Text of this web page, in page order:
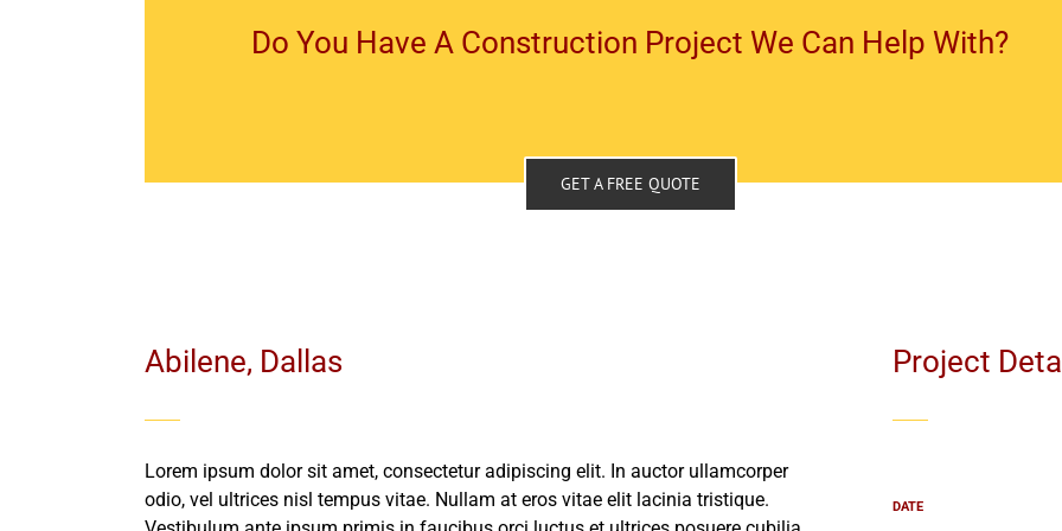
Do You Have A Construction Project We Can Help With?
GET A FREE QUOTE
Abilene, Dallas
Lorem ipsum dolor sit amet, consectetur adipiscing elit. In auctor ullamcorper
odio, vel ultrices nisl tempus vitae. Nullam at eros vitae elit lacinia tristique.
Project
DATE